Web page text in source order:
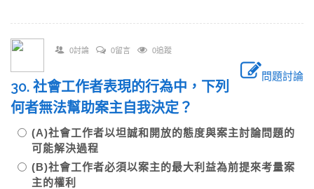
0討論 0留言 0追蹤
問題討論
30. 社會工作者表現的行為中，下列
何者無法幫助案主自我決定？
(A)社會工作者以坦誠和開放的態度與案主討論問題的
可能解決過程
(B)社會工作者必須以案主的最大利益為前提來考量案
主的權利